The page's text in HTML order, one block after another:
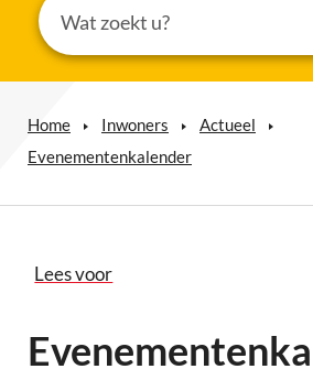
Home Inwoners
Actueel
Evenementenkalender
Lees voor